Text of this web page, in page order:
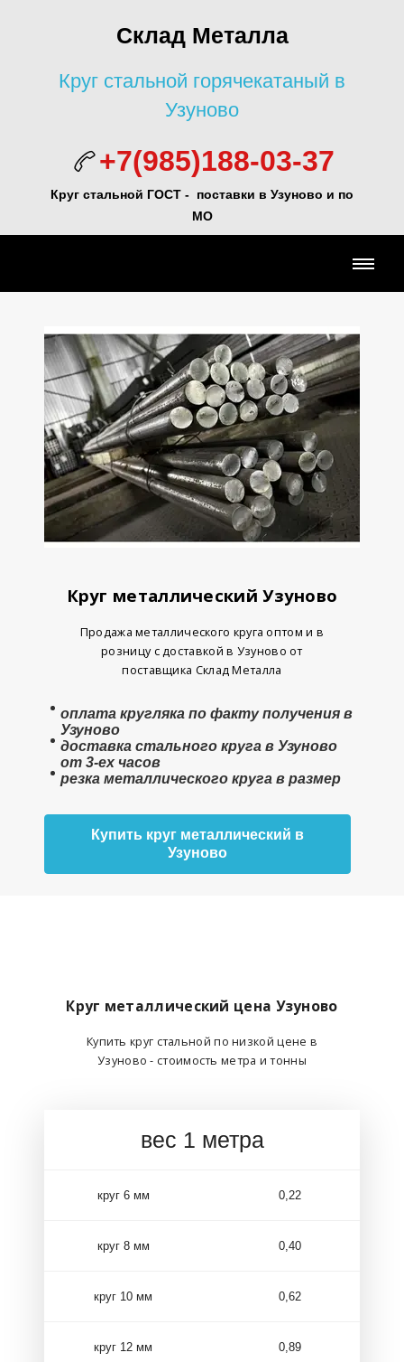
Склад Металла
Круг стальной горячекатаный в
Узуново
+7(985)188-03-37
Круг стальной ГОСТ - поставки в Узуново и по
МО
Круг металлический Узуново
Продажа металлического круга оптом и в
розницу с доставкой в Узуново от
поставщика Склад Металла
оплата кругляка по факту получения в
Узуново
доставка стального круга в Узуново
от 3-ех часов
резка металлического круга в размер
Купить круг металлический в
Узуново
Круг металлический цена Узуново
Купить круг стальной по низкой цене в
Узуново - стоимость метра и тонны
вес 1 метра
круг 6 мм 0,22
круг 8 мм 0,40
круг 10 мм 0,62
круг 12 мм 0,89